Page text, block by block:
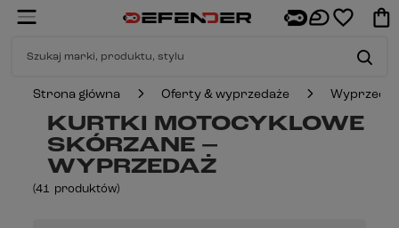
Strona główna Oferty & wyprzedaże
KURTKI MOTOCYKLOWE
SKÓRZANE –
WYPRZEDAŻ
(41 produktów)